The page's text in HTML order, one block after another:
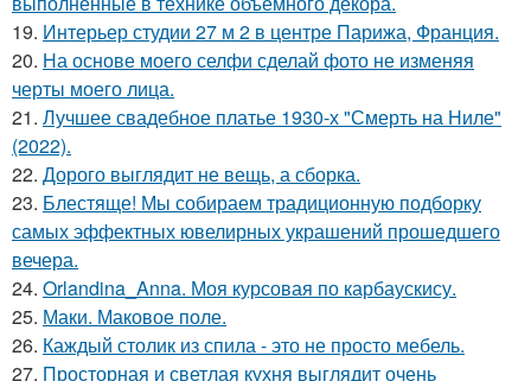
19. Интерьер студии 27 м 2 в центре Парижа, Франция.
20. На основе моего селфи сделай фото не изменяя
черты моего лица.
21. Лучшее свадебное платье 1930-х "Смерть на Ниле"
(2022).
22. Дорого выглядит не вещь, а сборка.
23. Блестяще! Мы собираем традиционную подборку
самых эффектных ювелирных украшений прошедшего
вечера.
24. Orlandina_Anna. Моя курсовая по карбаускису.
25. Маки. Маковое поле.
26. Каждый столик из спила - это не просто мебель.
27. Просторная и светлая кухня выглядит очень